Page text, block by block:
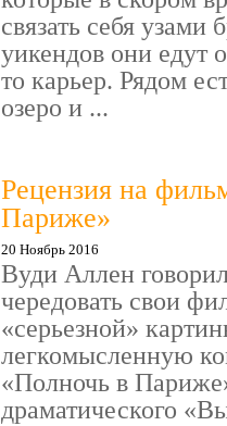
связать себя узами
уикендов они едут
то карьер. Рядом
озеро и ...
Рецензия на
Париже»
20 Ноябрь 2016
Вуди Аллен
чередовать свои
«серьезной»
легкомысленную
«Полночь в
драматического